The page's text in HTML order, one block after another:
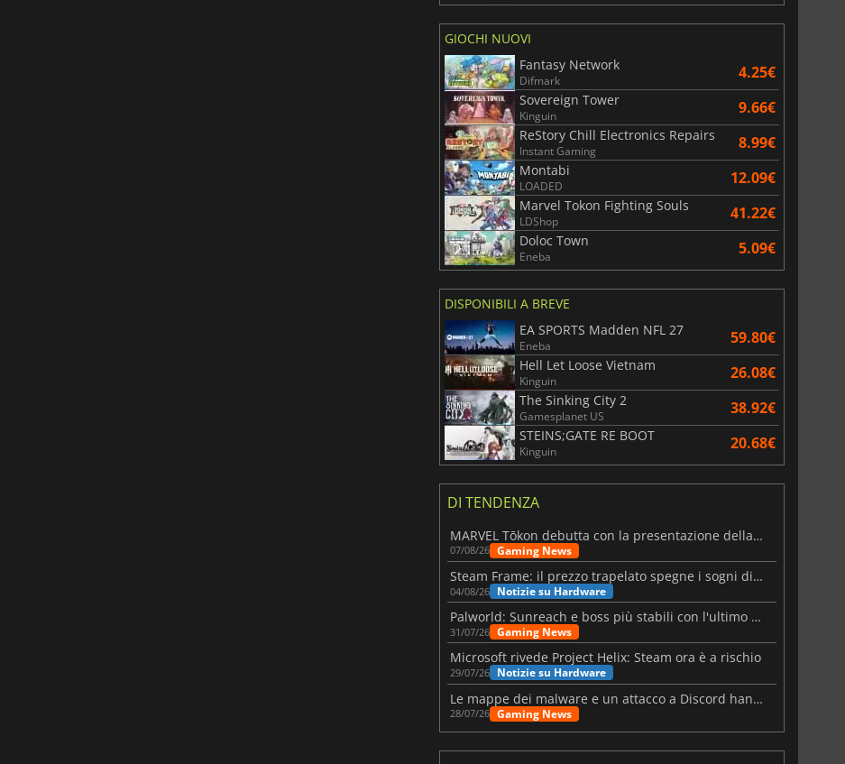
GIOCHI NUOVI
Fantasy Network
Difmark 4.25€
Sovereign Tower
Kinguin 9.66€
ReStory Chill Electronics Repairs
Instant Gaming 8.99€
Montabi
LOADED 12.09€
Marvel Tokon Fighting Souls
LDShop 41.22€
Doloc Town
Eneba 5.09€
DISPONIBILI A BREVE
EA SPORTS Madden NFL 27
Eneba 59.80€
Hell Let Loose Vietnam
Kinguin 26.08€
The Sinking City 2
Gamesplanet US 38.92€
STEINS;GATE RE BOOT
Kinguin 20.68€
DI TENDENZA
MARVEL Tōkon debutta con la presentazione della roadmap per il primo anno
07/08/26 Gaming News
Steam Frame: il prezzo trapelato spegne i sogni di un VR economico
04/08/26 Notizie su Hardware
Palworld: Sunreach e boss più stabili con l'ultimo update
31/07/26 Gaming News
Microsoft rivede Project Helix: Steam ora è a rischio
29/07/26 Notizie su Hardware
Le mappe dei malware e un attacco a Discord hanno colpito Meccha Chameleon
28/07/26 Gaming News